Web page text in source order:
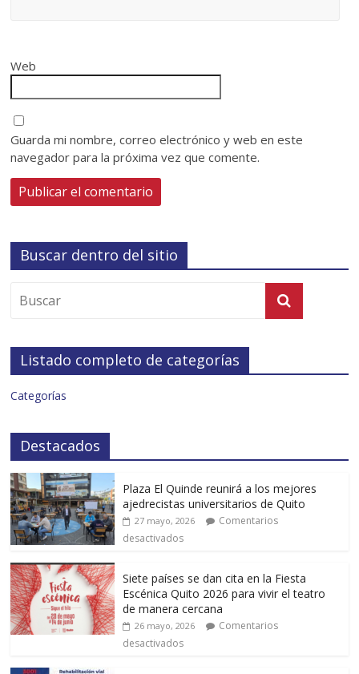
Web
Guarda mi nombre, correo electrónico y web en este
navegador para la próxima vez que comente.
Buscar dentro del sitio
Listado completo de categorías
Categorías
Destacados
Plaza El Quinde reunirá a los mejores
ajedrecistas universitarios de Quito
27 mayo, 2026
Comentarios
desactivados
Siete países se dan cita en la Fiesta
Escénica Quito 2026 para vivir el teatro
de manera cercana
26 mayo, 2026
Comentarios
desactivados